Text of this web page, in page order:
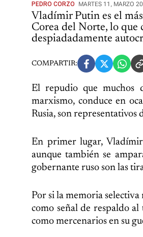
PEDRO CORZO MARTES 11, MARZO
Vladímir Putin es el
Corea del Norte, lo que
despiadadamente
COMPARTIR:
El repudio que muchos
marxismo, conduce en
Rusia, son representativos
En primer lugar, Vladímir
aunque también se
gobernante ruso son las
Por si la memoria selectiva
como señal de respaldo
como mercenarios en su